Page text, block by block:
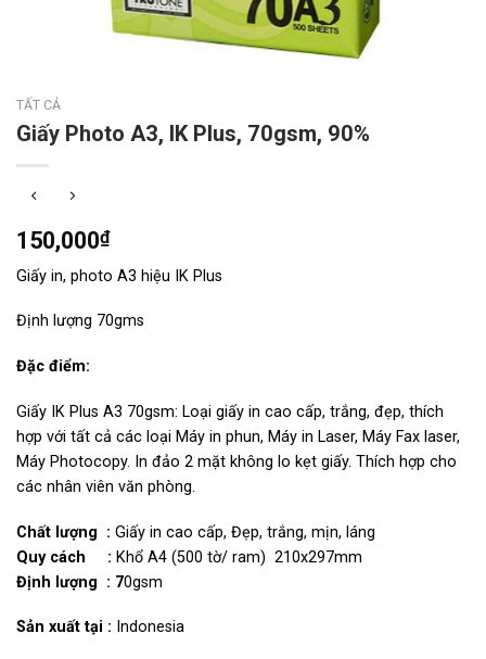
TẤT CẢ
Giấy Photo A3, IK Plus, 70gsm, 90%
150,000₫
Giấy in, photo A3 hiệu IK Plus
Định lượng 70gms
Đặc điểm:
Giấy IK Plus A3 70gsm: Loại giấy in cao cấp, trắng, đẹp, thích
hợp với tất cả các loại Máy in phun, Máy in Laser, Máy Fax laser,
Máy Photocopy. In đảo 2 mặt không lo kẹt giấy. Thích hợp cho
các nhân viên văn phòng.
Chất lượng : Giấy in cao cấp, Đẹp, trắng, mịn, láng
Quy cách : Khổ A4 (500 tờ/ ram) 210x297mm
Định lượng : 70gsm
Sản xuất tại : Indonesia